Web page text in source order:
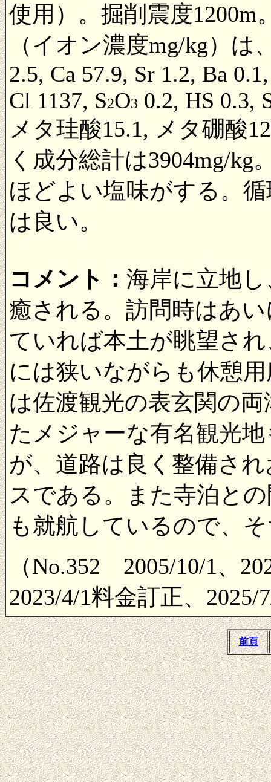
使用）。掘削震度1200m
（イオン濃度mg/kg）は
2.5, Ca 57.9, Sr 1.2, Ba
Cl 1137, S2O3 0.2, HS 0.3,
メタ珪酸15.1, メタ硼酸
く成分総計は3904mg/
ほどよい塩味がする。
は良い。
コメント： 海岸に立地
癒される。訪問時はあ
ていれば本土が眺望さ
には狭いながらも休憩
は佐渡観光の表玄関の
たメジャーな有名観光
が、道路は良く整備さ
スである。また寺泊と
も就航しているので、
（No.352 2005/10/1、
2023/4/1料金訂正、2025/
前頁